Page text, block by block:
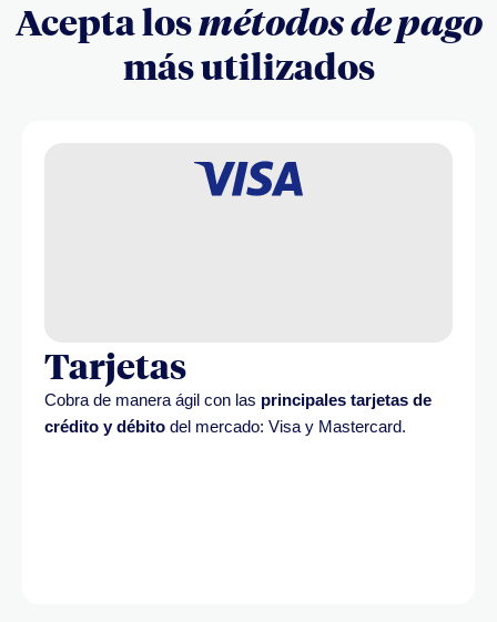
Acepta losmétodos de pago
más utilizados
Tarjetas
Cobra de manera ágil con las principales tarjetas de
crédito y débito del mercado: Visa y Mastercard.